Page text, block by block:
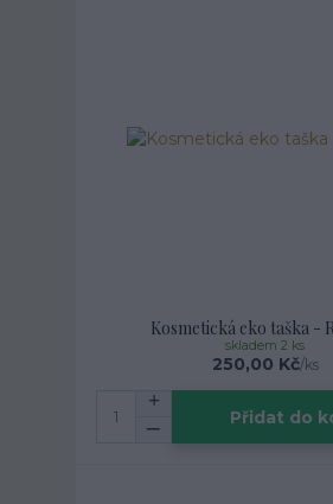
Kosmetická eko taška -
250,00 Kč/ks
skladem 2 ks
Přidat do